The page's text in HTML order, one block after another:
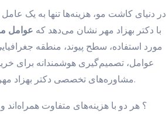
در دنیای کاشت مو، هزینه‌ها تنها به یک
با دکتر بهزاد مهر نشان می‌دهد که عوامل
مورد استفاده، سطح پیوند، منطقه
عوامل، تصمیم‌گیری هوشمندانه برای
مشاوره‌های تخصصی دکتر بهزاد مهر می‌تواند به شدت فضای تصمیم‌گیری را روشن کند.